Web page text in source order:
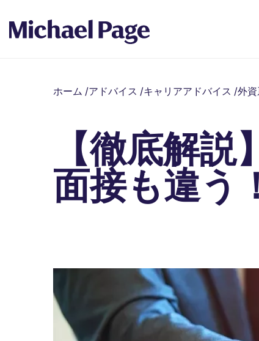
ホーム /アドバイス /キャリアアドバイス /外
【徹底解
面接も違う